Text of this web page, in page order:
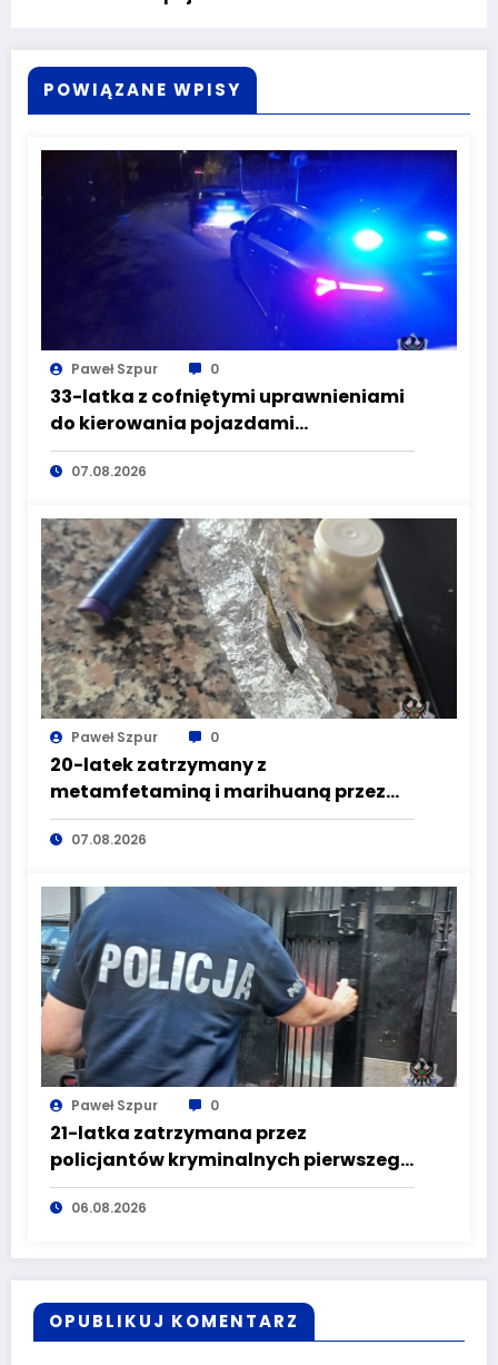
POWIĄZANE WPISY
Paweł Szpur 0
33-latka z cofniętymi uprawnieniami
do kierowania pojazdami
wyeliminowana z lokalnych dróg
07.08.2026
Paweł Szpur 0
20-latek zatrzymany z
metamfetaminą i marihuaną przez
głuszyckich policjantów
07.08.2026
Paweł Szpur 0
21-latka zatrzymana przez
policjantów kryminalnych pierwszego
komisariatu za kradzieże sklepowe
06.08.2026
OPUBLIKUJ KOMENTARZ